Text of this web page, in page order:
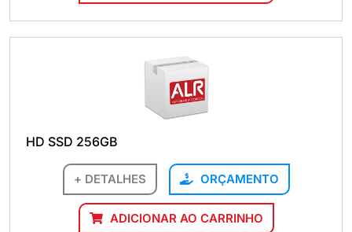
HD SSD 256GB
+ DETALHES ORÇAMENTO
ADICIONAR AO CARRINHO